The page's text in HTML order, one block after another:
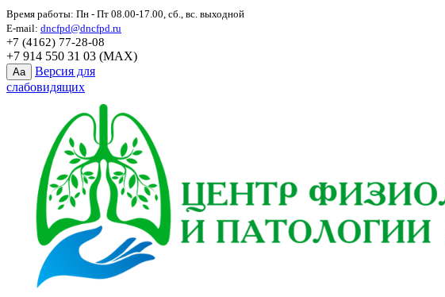
Время работы: Пн - Пт 08.00-17.00, сб., вс. выходной
E-mail: dncfpd@dncfpd.ru
+7 (4162) 77-28-08
+7 914 550 31 03 (MAX)
Aa
Версия для
слабовидящих